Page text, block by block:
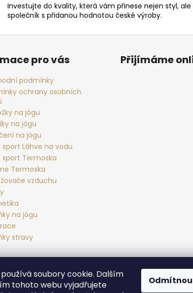
soubory cookie. Dalším
tohoto webu vyjadřujete
Investujte do kvality, která vám přinese nejen styl,
společník s přidanou hodnotou české výroby.
pro vás
podmínky
ochrany osobních
na jógu
na jógu
na jógu
sport Láhve na vodu
sport Termoska
Termoska
vzduchu
na jógu
stravy
Přijímáme
Yoga sport Frýdek - Místek Yogové studio Maralák